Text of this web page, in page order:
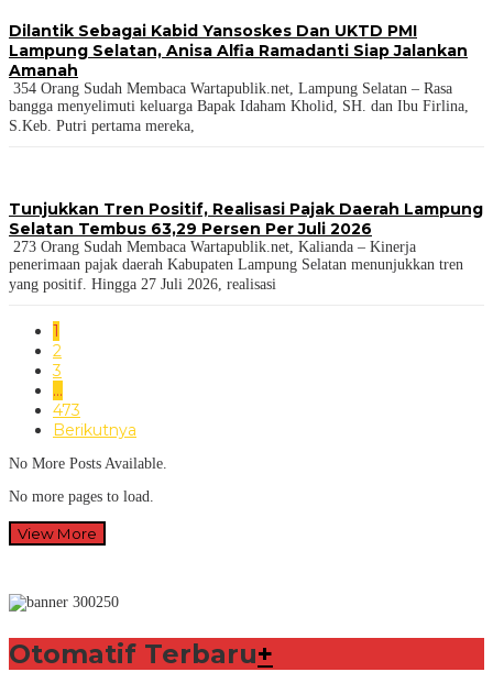
Dilantik Sebagai Kabid Yansoskes Dan UKTD PMI
Lampung Selatan, Anisa Alfia Ramadanti Siap Jalankan
Amanah
354 Orang Sudah Membaca Wartapublik.net, Lampung Selatan – Rasa
bangga menyelimuti keluarga Bapak Idaham Kholid, SH. dan Ibu Firlina,
S.Keb. Putri pertama mereka,
Tunjukkan Tren Positif, Realisasi Pajak Daerah Lampung
Selatan Tembus 63,29 Persen Per Juli 2026
273 Orang Sudah Membaca Wartapublik.net, Kalianda – Kinerja
penerimaan pajak daerah Kabupaten Lampung Selatan menunjukkan tren
yang positif. Hingga 27 Juli 2026, realisasi
1
2
3
…
473
Berikutnya
No More Posts Available.
No more pages to load.
View More
Otomatif Terbaru+